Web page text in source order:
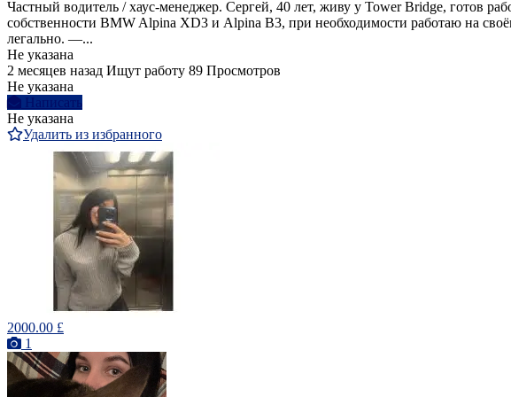
Частный водитель / хаус-менеджер. Сергей, 40 лет, живу у Tower Bridge, готов
собственности BMW Alpina XD3 и Alpina B3, при необходимости работаю на
легально. —...
Не указана
2 месяцев назад Ищут работу 89 Просмотров
Не указана
Написать
Не указана
Удалить из избранного
2000.00 £
1